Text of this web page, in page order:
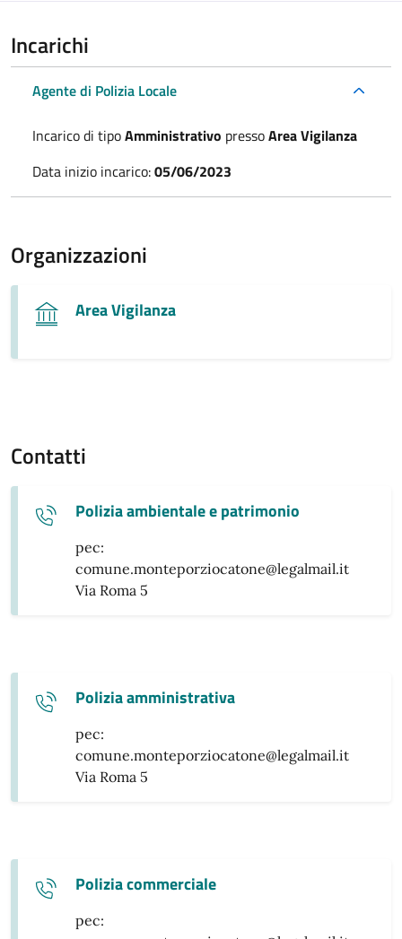
Incarichi
Agente di Polizia Locale
Incarico di tipoAmministrativo pressoArea Vigilanza
Data inizio incarico:05/06/2023
Organizzazioni
Area Vigilanza
Contatti
Polizia ambientale e patrimonio
pec:
comune.monteporziocatone@legalmail.it
Via Roma 5
Polizia amministrativa
pec:
comune.monteporziocatone@legalmail.it
Via Roma 5
Polizia commerciale
pec: